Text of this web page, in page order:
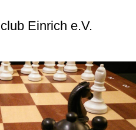
Einrich e.V.